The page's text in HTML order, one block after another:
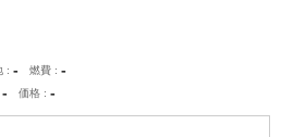
- 燃費 -
- 価格 -